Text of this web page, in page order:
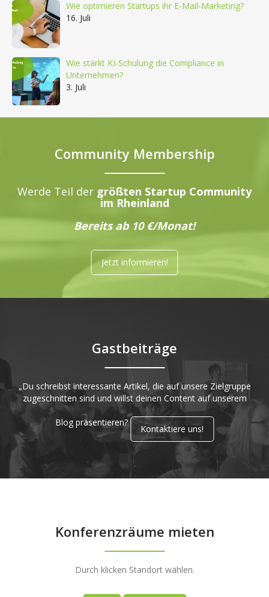
Wie optimieren Startups ihr E-Mail-Marketing?
16. Juli
Wie stärkt KI-Schulung die Compliance in
Unternehmen?
3. Juli
Community Membership
Werde Teil der größten Startup Community
im Rheinland
Bereits ab 10 €/Monat!
Jetzt informieren!
Gastbeiträge
„Du schreibst interessante Artikel, die auf unsere Zielgruppe
zugeschnitten sind und willst deinen Content auf unserem
Blog präsentieren?
Kontaktiere uns!
Konferenzräume mieten
Durch klicken Standort wählen.